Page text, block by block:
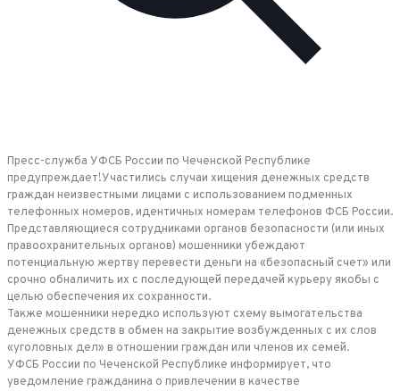
Пресс-служба УФСБ России по Чеченской Республике
предупреждает!Участились случаи хищения денежных средств
граждан неизвестными лицами с использованием подменных
телефонных номеров, идентичных номерам телефонов ФСБ России.
Представляющиеся сотрудниками органов безопасности (или иных
правоохранительных органов) мошенники убеждают
потенциальную жертву перевести деньги на «безопасный счет» или
срочно обналичить их с последующей передачей курьеру якобы с
целью обеспечения их сохранности.
Также мошенники нередко используют схему вымогательства
денежных средств в обмен на закрытие возбужденных с их слов
«уголовных дел» в отношении граждан или членов их семей.
УФСБ России по Чеченской Республике информирует, что
уведомление гражданина о привлечении в качестве